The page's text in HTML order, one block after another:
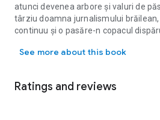
atunci devenea arbore și valuri de
târziu doamna jurnalismului
continuu și o pasăre-n copacul
adevărată. Dincolo de contextul în
jurnalist. Câmpia din noi reușește să
See more about this book
Ratings and reviews